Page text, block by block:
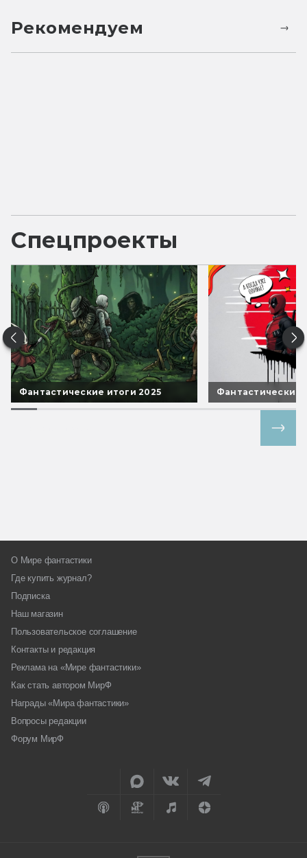
Рекомендуем
Спецпроекты
Фантастические итоги 2025 Фантастические
О Мире фантастики
Где купить журнал?
Подписка
Наш магазин
Пользовательское соглашение
Контакты и редакция
Реклама на «Мире фантастики»
Как стать автором МирФ
Награды «Мира фантастики»
Вопросы редакции
Форум МирФ